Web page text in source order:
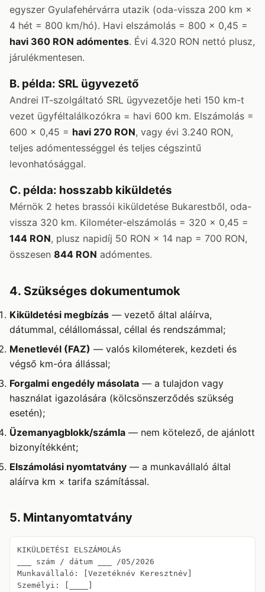
egyszer Gyulafehérvárra utazik (oda-vissza 200 km ×
4 hét = 800 km/hó). Havi elszámolás = 800 × 0,45 =
havi 360 RON adómentes. Évi 4.320 RON nettó plusz,
járulékmentesen.
B. példa: SRL ügyvezető
Andrei IT-szolgáltató SRL ügyvezetője heti 150 km-t
vezet ügyféltalálkozókra = havi 600 km. Elszámolás =
600 × 0,45 = havi 270 RON, vagy évi 3.240 RON,
teljes adómentességgel és teljes cégszintű
levonhatósággal.
C. példa: hosszabb kiküldetés
Mérnök 2 hetes brassói kiküldetése Bukarestből, oda-
vissza 320 km. Kilométer-elszámolás = 320 × 0,45 =
144 RON, plusz napidíj 50 RON × 14 nap = 700 RON,
összesen 844 RON adómentes.
4. Szükséges dokumentumok
Kiküldetési megbízás — vezető által aláírva,
dátummal, célállomással, céllal és rendszámmal;
Menetlevél (FAZ) — valós kilométerek, kezdeti és
végső km-óra állással;
Forgalmi engedély másolata — a tulajdon vagy
használat igazolására (kölcsönszerződés szükség
esetén);
Üzemanyagblokk/számla — nem kötelező, de ajánlott
bizonyítékként;
Elszámolási nyomtatvány — a munkavállaló által
aláírva km × tarifa számítással.
5. Mintanyomtatvány
KIKÜLDETÉSI ELSZÁMOLÁS
___ szám / dátum ___ /05/2026
Munkavállaló: [Vezetéknév Keresztnév]
Személyi: [____]